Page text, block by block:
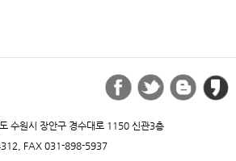
수원시 장안구 경수대로 1150 신관3층
FAX 031-898-5937